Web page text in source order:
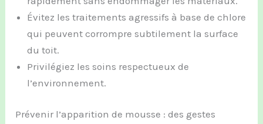
Évitez les traitements agressifs à base de chlore
qui peuvent corrompre subtilement la surface
du toit.
Privilégiez les soins respectueux de
l’environnement.
Prévenir l’apparition de mousse : des gestes